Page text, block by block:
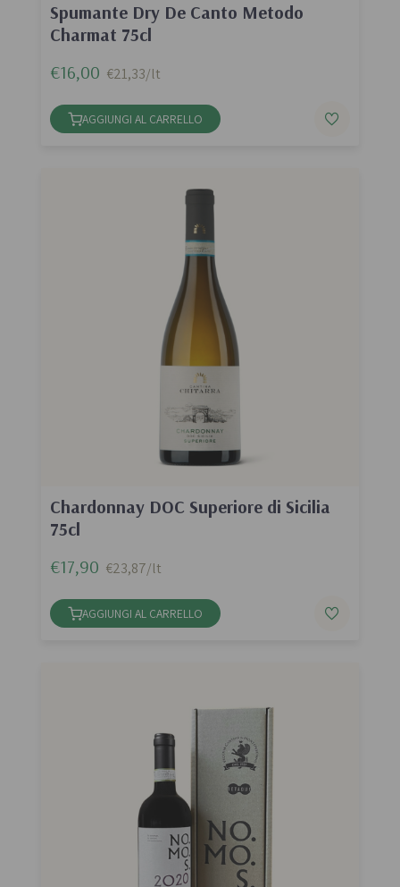
Spumante Dry De Canto Metodo
Charmat 75cl
€16,00 €21,33/lt
AGGIUNGI AL CARRELLO
Chardonnay DOC Superiore di Sicilia
75cl
€17,90 €23,87/lt
AGGIUNGI AL CARRELLO